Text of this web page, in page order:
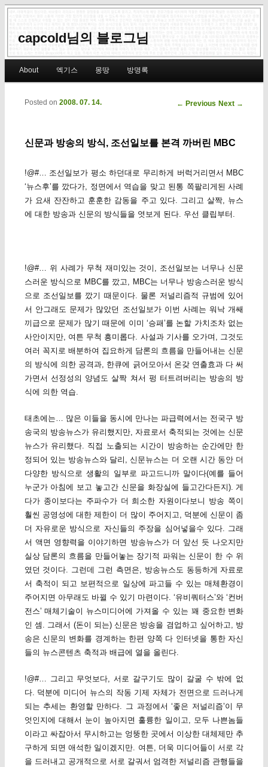
capcold님의 블로그님
Skip to primary content
Skip to secondary content
About 엑기스 몽땅 방명록
Post navigation
← Previous Next →
신문과 방송의 방식, 조선일보를 본격 까버린 MBC
Posted on 2008. 07. 14.
!@#… 조선일보가 평소 하던대로 무리하게 버럭거리면서 MBC
‘뉴스후’를 깠다가, 정면에서 역습을 맞고 된통 쪽팔리게된 사례
가 요새 잔잔하고 훈훈한 감동을 주고 있다. 그리고 살짝, 뉴스
에 대한 방송과 신문의 방식들을 엿보게 된다. 우선 클립부터.
!@#… 위 사례가 무척 재미있는 것이, 조선일보는 너무나 신문
스러운 방식으로 MBC를 깠고, MBC는 너무나 방송스러운 방식
으로 조선일보를 깠기 때문이다. 물론 저널리즘적 규범에 있어
서 안그래도 문제가 많았던 조선일보가 이번 사례는 워낙 개쌔
끼급으로 문제가 많기 때문에 이미 ‘승패’를 논할 가치조차 없는
사안이지만, 여튼 무척 흥미롭다. 사설과 기사를 오가며, 그것도
여러 꼭지로 배분하여 집요하게 담론의 흐름을 만들어내는 신문
의 방식에 의한 공격과, 한큐에 긁어모아서 온갖 연출효과 다 써
가면서 선정성의 양념도 살짝 쳐서 펑 터트려버리는 방송의 방
식에 의한 역습.
태초에는… 많은 이들을 동시에 만나는 파급력에서는 전국구 방
송국의 방송뉴스가 유리했지만, 자료로서 축적되는 것에는 신문
뉴스가 유리했다. 직접 노출되는 시간이 방송하는 순간에만 한
정되어 있는 방송뉴스와 달리, 신문뉴스는 더 오랜 시간 동안 더
다양한 방식으로 생활의 일부로 파고드니까 말이다(예를 들어
누군가 아침에 보고 놓고간 신문을 화장실에 들고간다든지). 게
다가 종이보다는 주파수가 더 희소한 자원이다보니 방송 쪽이
훨씬 공영성에 대한 제한이 더 많이 주어지고, 덕분에 신문이 좀
더 자유로운 방식으로 자신들의 주장을 심어넣을수 있다. 그래
서 액면 영향력을 이야기하면 방송뉴스가 더 앞선 듯 나오지만
실상 담론의 흐름을 만들어놓는 장기적 파워는 신문이 한 수 위
였던 것이다. 그런데 그런 측면은, 방송뉴스도 동등하게 자료로
서 축적이 되고 보편적으로 일상에 파고들 수 있는 매체환경이
주어지면 아무래도 바뀔 수 있기 마련이다. ‘유비쿼터스’와 ‘컨버
전스’ 매체기술이 뉴스미디어에 가져올 수 있는 꽤 중요한 변화
인 셈. 그래서 (돈이 되는) 신문은 방송을 겸업하고 싶어하고, 방
송은 신문의 변화를 경계하는 한편 양쪽 다 인터넷을 통한 자신
들의 뉴스콘텐츠 축적과 배급에 열을 올린다.
!@#… 그리고 무엇보다, 서로 갈구기도 많이 갈굴 수 밖에 없
다. 덕분에 미디어 뉴스의 작동 기제 자체가 전면으로 드러나게
되는 추세는 환영할 만하다. 그 과정에서 ‘좋은 저널리즘’이 무
엇인지에 대해서 눈이 높아지면 훌륭한 일이고, 모두 나쁜놈들
이라고 싸잡아서 무시하고는 엉뚱한 곳에서 이상한 대체제만 추
구하게 되면 애석한 일이겠지만. 여튼, 더욱 미디어들이 서로 각
을 드러내고 공개적으로 서로 갈궈서 엄격한 저널리즘 관행들을